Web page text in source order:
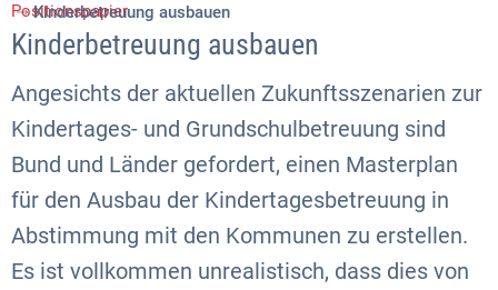
Kinderbetreuung ausbauen
Positionspapier
Kinderbetreuung ausbauen
Angesichts der aktuellen Zukunftsszenarien zur
Kindertages- und Grundschulbetreuung sind
Bund und Länder gefordert, einen Masterplan
für den Ausbau der Kindertagesbetreuung in
Abstimmung mit den Kommunen zu erstellen.
Es ist vollkommen unrealistisch, dass dies von